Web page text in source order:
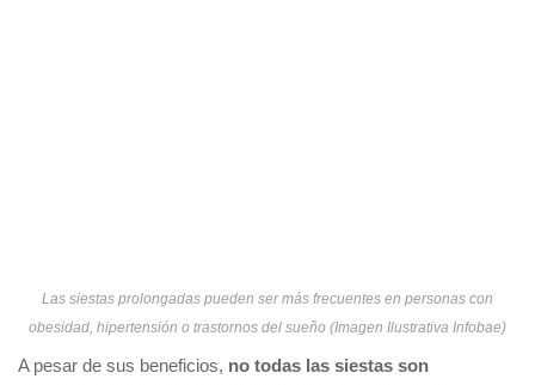
Las siestas prolongadas pueden ser más frecuentes en personas con
obesidad, hipertensión o trastornos del sueño (Imagen Ilustrativa Infobae)
A pesar de sus beneficios, no todas las siestas son